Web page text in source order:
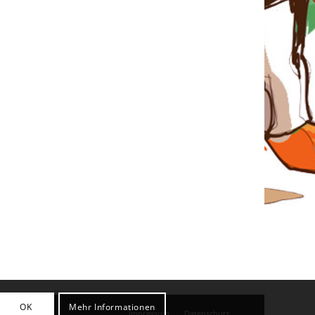
OK Mehr Informationen